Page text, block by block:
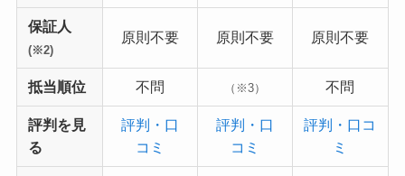
保証人
(※2)
原則不要 原則不要 原則不要
抵当順位 不問 （※3） 不問
評判を見
る
評判・口
コミ
評判・口
コミ
評判・口コ
ミ